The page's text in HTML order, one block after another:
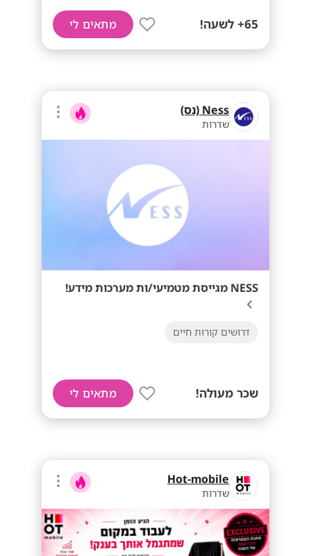
65+ לשעה! מתאים לי
Ness (נס)
שדרות
NESS מגייסת מטמיעי/ות מערכות מידע!
דרושים קורות חיים
שכר מעולה! מתאים לי
Hot-mobile
שדרות